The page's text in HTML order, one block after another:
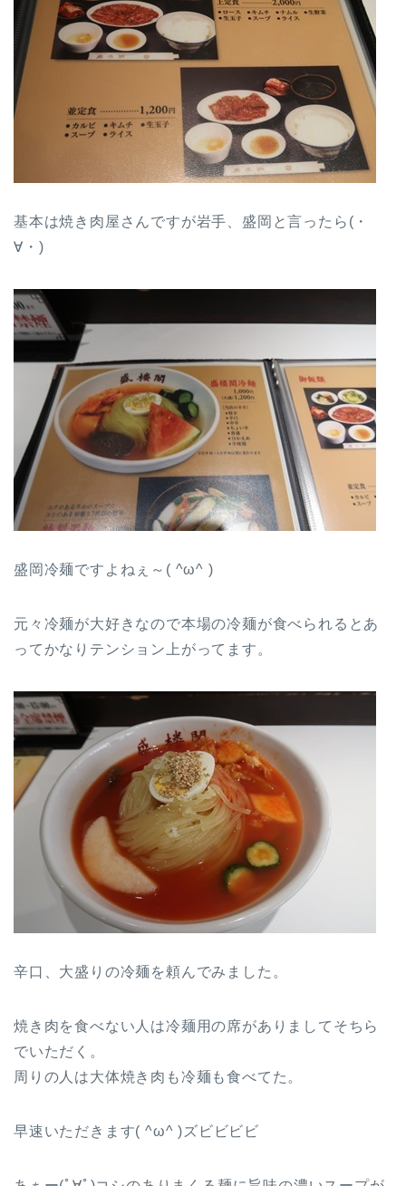
基本は焼き肉屋さんですが岩手、盛岡と言ったら(・
∀・)
盛岡冷麺ですよねぇ～( ^ω^ )
元々冷麺が大好きなので本場の冷麺が食べられるとあ
ってかなりテンション上がってます。
辛口、大盛りの冷麺を頼んでみました。
焼き肉を食べない人は冷麺用の席がありましてそちら
でいただく。
周りの人は大体焼き肉も冷麺も食べてた。
早速いただきます( ^ω^ )ズビビビビ